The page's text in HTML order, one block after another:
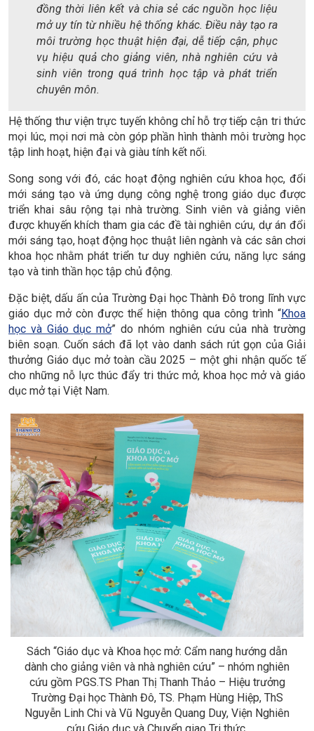
đồng thời liên kết và chia sẻ các nguồn học liệu
mở uy tín từ nhiều hệ thống khác. Điều này tạo ra
môi trường học thuật hiện đại, dễ tiếp cận, phục
vụ hiệu quả cho giảng viên, nhà nghiên cứu và
sinh viên trong quá trình học tập và phát triển
chuyên môn.
Hệ thống thư viện trực tuyến không chỉ hỗ trợ tiếp cận tri thức
mọi lúc, mọi nơi mà còn góp phần hình thành môi trường học
tập linh hoạt, hiện đại và giàu tính kết nối.
Song song với đó, các hoạt động nghiên cứu khoa học, đổi
mới sáng tạo và ứng dụng công nghệ trong giáo dục được
triển khai sâu rộng tại nhà trường. Sinh viên và giảng viên
được khuyến khích tham gia các đề tài nghiên cứu, dự án đổi
mới sáng tạo, hoạt động học thuật liên ngành và các sân chơi
khoa học nhằm phát triển tư duy nghiên cứu, năng lực sáng
tạo và tinh thần học tập chủ động.
Đặc biệt, dấu ấn của Trường Đại học Thành Đô trong lĩnh vực
giáo dục mở còn được thể hiện thông qua công trình “Khoa
học và Giáo dục mở” do nhóm nghiên cứu của nhà trường
biên soạn. Cuốn sách đã lọt vào danh sách rút gọn của Giải
thưởng Giáo dục mở toàn cầu 2025 – một ghi nhận quốc tế
cho những nỗ lực thúc đẩy tri thức mở, khoa học mở và giáo
dục mở tại Việt Nam.
Sách “Giáo dục và Khoa học mở: Cẩm nang hướng dẫn
dành cho giảng viên và nhà nghiên cứu” – nhóm nghiên
cứu gồmPGS.TS Phan Thị Thanh Thảo – Hiệu trưởng
Trường Đại học Thành Đô, TS. Phạm Hùng Hiệp, ThS
Nguyễn Linh Chi và Vũ Nguyễn Quang Duy, Viện Nghiên